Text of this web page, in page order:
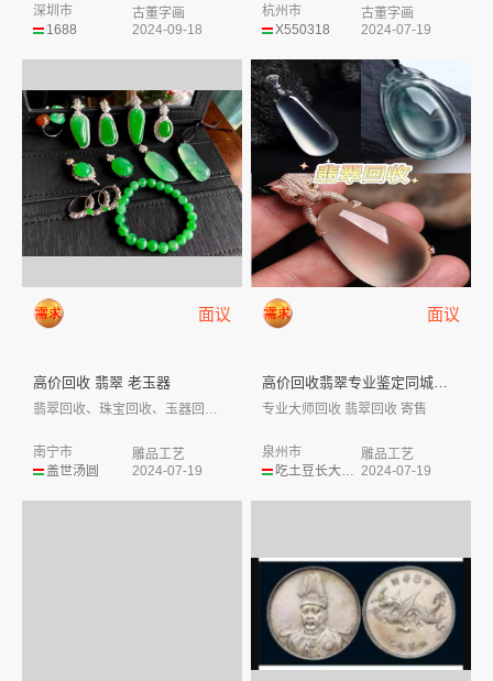
1688
深圳市
古董字画
2024-09-18
X550318
杭州市
古董字画
2024-07-19
面议
高价回收 翡翠 老玉器
盖世汤圆
南宁市
雕品工艺
2024-07-19
面议
专业大师回收 翡翠回收 寄售
泉州市
雕品工艺
2024-07-19